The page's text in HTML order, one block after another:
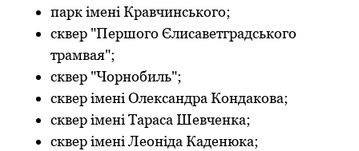
парк імені Кравчинського;
сквер "Першого Єлисаветградського
трамвая";
сквер "Чорнобиль";
сквер імені Олександра Кондакова;
сквер імені Тараса Шевченка;
сквер імені Леоніда Каденюка;